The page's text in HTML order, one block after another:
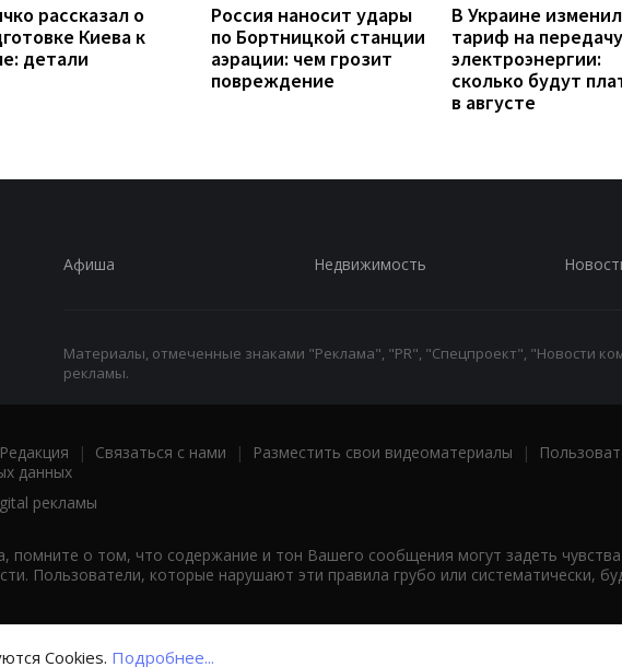
рассказал о
Киева к
детали
Россия наносит удары
по Бортницкой станции
аэрации: чем грозит
повреждение
В Украине
тариф на передачу
электроэнергии:
сколько будут
в августе
Афиша Недвижимость
Материалы, отмеченные знаками "Реклама", "PR", "Спецпроект", "Новости
рекламы.
Редакция | Связаться с нами | Разместить свои видеоматериалы |
данных
рекламы
помните о том, что содержание и тон Вашего сообщения могут задеть
Пользователи, которые нарушают эти правила грубо или систематически,
Cookies. Подробнее...